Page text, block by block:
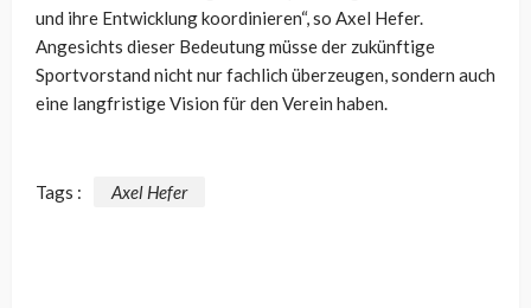
und ihre Entwicklung koordinieren“, so Axel Hefer.
Angesichts dieser Bedeutung müsse der zukünftige
Sportvorstand nicht nur fachlich überzeugen, sondern auch
eine langfristige Vision für den Verein haben.
Tags : Axel Hefer